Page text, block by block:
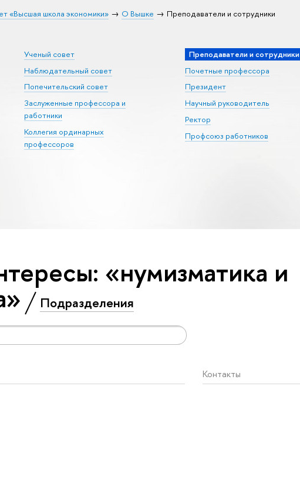
«Высшая школа экономики» О Вышке Преподаватели и сотрудники
Ученый совет
Наблюдательный совет
Попечительский совет
Заслуженные профессора и
работники
Коллегия ординарных
профессоров
Преподаватели и сотрудники
Почетные профессора
Президент
Научный руководитель
Ректор
Профсоюз работников
«нумизматика и
Подразделения
Контакты